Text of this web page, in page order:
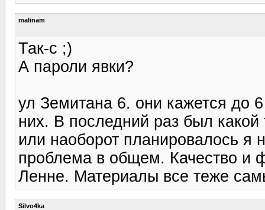
malinam
Так-с ;)
А пароли явки?
ул Земитана 6. они кажется до
них. В последний раз был
или наоборот планировалось я
проблема в общем. Качество и
Ленне. Материалы все теже
Silvo4ka